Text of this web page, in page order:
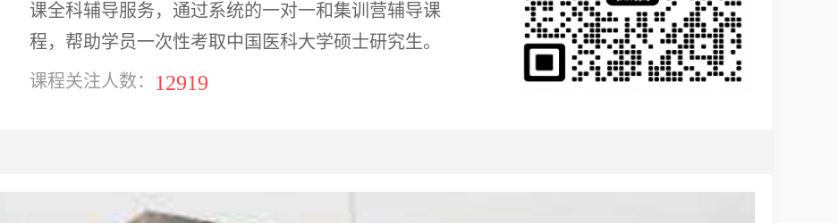
课全科辅导服务，通过系统的一对一和集训营辅导课
程，帮助学员一次性考取中国医科大学硕士研究生。
课程关注人数： 12919